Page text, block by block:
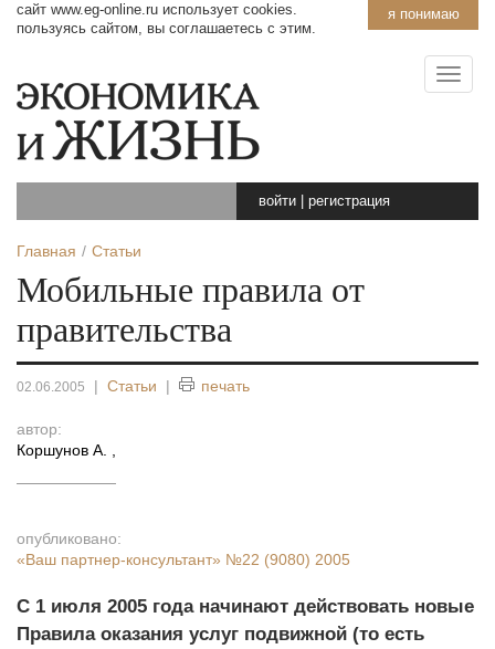
я понимаю
сайт www.eg-online.ru использует cookies.
пользуясь сайтом, вы соглашаетесь с этим.
войти регистрация
Главная Статьи
Мобильные правила от
правительства
02.06.2005 | Статьи | печать
автор:
Коршунов А.
опубликовано:
«Ваш партнер-консультант» №22 (9080) 2005
С 1 июля 2005 года начинают действовать новые
Правила оказания услуг подвижной (то есть